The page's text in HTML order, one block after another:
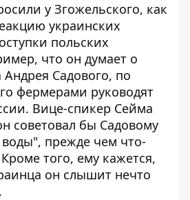
у Згожельского, как
украинских
польских
что он думает о
Садового, по
фермерами руководят
Вице-спикер Сейма
советовал бы Садовому
прежде чем что-
того, ему кажется,
он слышит нечто